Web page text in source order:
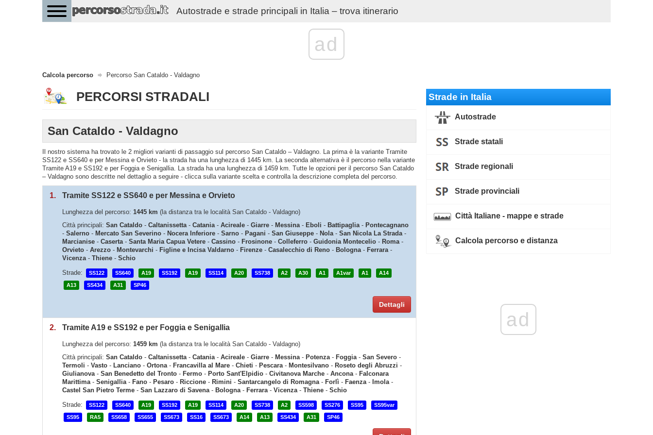
Autostrade e strade principali in Italia – trova itinerario
ad
Calcola percorso Percorso San Cataldo - Valdagno
PERCORSI STRADALI
San Cataldo - Valdagno
Il nostro sistema ha trovato le 2 migliori varianti di passaggio sul percorso San Cataldo – Valdagno. La prima è la variante Tramite
SS122 e SS640 e per Messina e Orvieto - la strada ha una lunghezza di 1445 km. La seconda alternativa è il percorso nella variante
Tramite A19 e SS192 e per Foggia e Senigallia. La strada ha una lunghezza di 1459 km. Tutte le opzioni per il percorso San Cataldo
– Valdagno sono descritte nel dettaglio a seguire - clicca sulla variante scelta e controlla la descrizione completa del percorso.
1. Tramite SS122 e SS640 e per Messina e Orvieto
Lunghezza del percorso: 1445 km (la distanza tra le località San Cataldo - Valdagno)
Città principali: San Cataldo - Caltanissetta- Catania- Acireale - Giarre - Messina- Eboli - Battipaglia- Pontecagnano
- Salerno - Mercato San Severino - Nocera Inferiore - Sarno - Pagani - San Giuseppe - Nola- San Nicola La Strada-
Marcianise - Caserta- Santa Maria Capua Vetere - Cassino - Frosinone - Colleferro - Guidonia Montecelio - Roma-
Orvieto - Arezzo - Montevarchi - Figline e Incisa Valdarno - Firenze - Casalecchio di Reno - Bologna- Ferrara-
Vicenza- Thiene - Schio
Strade:
SS122 SS640 A19 SS192 A19 SS114 A20 SS738 A2 A30 A1 A1var A1 A14
A13 SS434 A31 SP46
Dettagli
2. Tramite A19 e SS192 e per Foggia e Senigallia
Lunghezza del percorso: 1459 km (la distanza tra le località San Cataldo - Valdagno)
Città principali: San Cataldo - Caltanissetta- Catania- Acireale - Giarre - Messina- Potenza- Foggia- San Severo -
Termoli - Vasto - Lanciano - Ortona- Francavilla al Mare - Chieti - Pescara- Montesilvano - Roseto degli Abruzzi -
Giulianova- San Benedetto del Tronto - Fermo - Porto Sant'Elpidio - Civitanova Marche - Ancona- Falconara
Marittima- Senigallia- Fano - Pesaro - Riccione - Rimini - Santarcangelo di Romagna- Forlì - Faenza- Imola-
Castel San Pietro Terme - San Lazzaro di Savena- Bologna- Ferrara- Vicenza- Thiene - Schio
Strade:
SS122 SS640 A19 SS192 A19 SS114 A20 SS738 A2 SS598 SS276 SS95 SS95var
SS95 RA5 SS658 SS655 SS673 SS16 SS673 A14 A13 SS434 A31 SP46
Strade in Italia
Autostrade
Strade statali
Strade regionali
Strade provinciali
Città Italiane - mappe e strade
Calcola percorso e distanza
ad